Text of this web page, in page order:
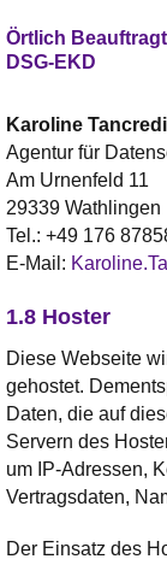
Örtlich
DSG-EKD
Karoline Tancredi
Agentur für
Am Urnenfeld 11
29339 Wathlingen
Tel.: +49 176
E-Mail:
1.8 Hoster
Diese Webseite
gehostet.
Daten, die auf
Servern des
um IP-Adressen,
Vertragsdaten,
Der Einsatz des